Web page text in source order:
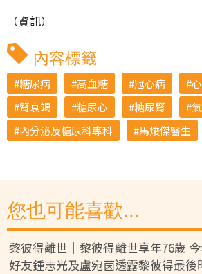
（資訊）
內容標籤
糖尿病 高血糖 冠心病
腎衰竭
糖尿心 糖尿腎
內分泌及糖尿科專科
馬焌傑醫生
您也可能喜歡...
黎彼得離世｜黎彼得離世享年76歲
好友鍾志光及盧宛茵透露黎彼得最後